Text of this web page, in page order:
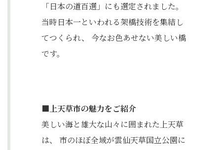
「日本の道百選」にも選定されました。
当時日本一といわれる架橋技術を集結し
てつくられ、 今なお色あせない美しい橋
です。
■上天草市の魅力をご紹介
美しい海と雄大な山々に囲まれた上天草
は、 市のほぼ全域が雲仙天草国立公園に